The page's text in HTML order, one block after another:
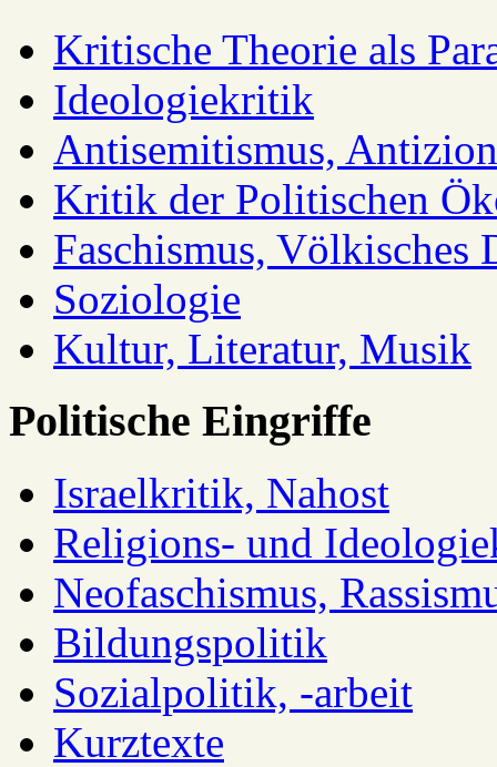
Kritische Theorie als
Ideologiekritik
Antisemitismus,
Kritik der Politischen
Faschismus, Völkisches
Soziologie
Kultur, Literatur, Musik
Politische Eingriffe
Israelkritik, Nahost
Religions- und
Neofaschismus,
Bildungspolitik
Sozialpolitik, -arbeit
Kurztexte